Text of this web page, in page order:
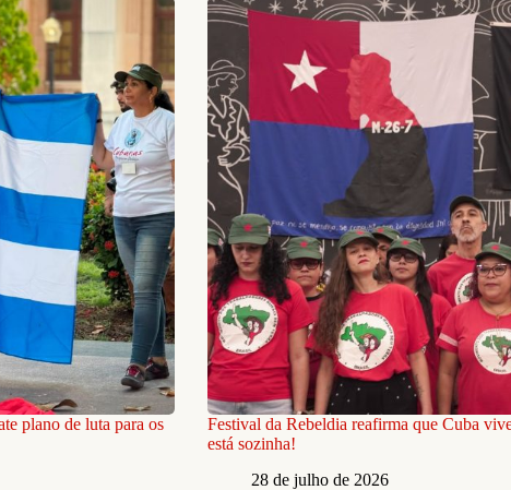
plano de luta para os
Festival da Rebeldia reafirma que Cuba
está sozinha!
28 de julho de 2026